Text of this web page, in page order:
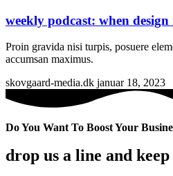
weekly podcast: when design
Proin gravida nisi turpis, posuere
accumsan maximus.
skovgaard-media.dk januar 18, 2023
Do You Want To Boost Your
drop us a line and